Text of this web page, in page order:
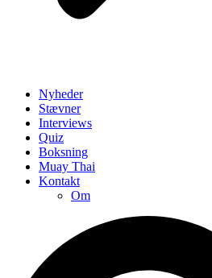
Nyheder
Stævner
Interviews
Quiz
Boksning
Muay Thai
Kontakt
Om